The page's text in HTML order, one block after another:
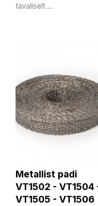
tavaliselt ...
Metallist padi
VT1502 - VT1504
VT1505 - VT1506